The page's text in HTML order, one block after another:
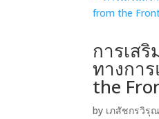
การเส
ทางกา
the
by เภสัชกรวิรุ